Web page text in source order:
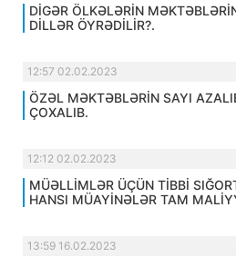
DİGƏR ÖLKƏLƏRİN
DİLLƏR ÖYRƏDİLİR?.
12:57 02.02.2023
ÖZƏL MƏKTƏBLƏRİN SAYI
ÇOXALIB.
12:12 02.02.2023
MÜƏLLİMLƏR ÜÇÜN TİBBİ
HANSI MÜAYİNƏLƏR TAM
13:59 16.02.2023